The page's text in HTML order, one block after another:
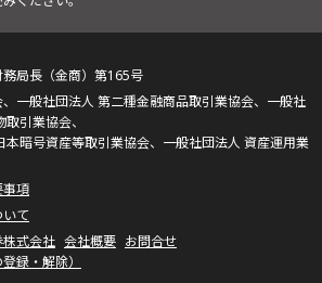
局長（金商）第165号
一般社団法人 第二種金融商品取引業協会、一般社
引業協会、
本暗号資産等取引業協会、一般社団法人 資産運用業
事項
て
式会社 会社概要 お問合せ
録・解除）